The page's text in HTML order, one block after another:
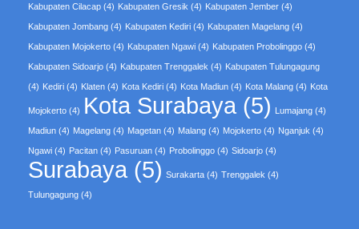
Kabupaten Cilacap (4) Kabupaten Gresik (4) Kabupaten Jember (4)
Kabupaten Jombang (4) Kabupaten Kediri (4) Kabupaten Magelang (4)
Kabupaten Mojokerto (4) Kabupaten Ngawi (4) Kabupaten Probolinggo (4)
Kabupaten Sidoarjo (4) Kabupaten Trenggalek (4) Kabupaten Tulungagung
(4) Kediri (4) Klaten (4) Kota Kediri (4) Kota Madiun (4) Kota Malang (4) Kota
Mojokerto (4) Kota Surabaya (5) Lumajang (4)
Madiun (4) Magelang (4) Magetan (4) Malang (4) Mojokerto (4) Nganjuk (4)
Ngawi (4) Pacitan (4) Pasuruan (4) Probolinggo (4) Sidoarjo (4)
Surabaya (5) Surakarta (4) Trenggalek (4)
Tulungagung (4)